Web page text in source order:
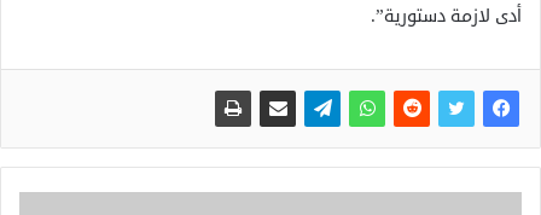
أدى لازمة دستورية”.